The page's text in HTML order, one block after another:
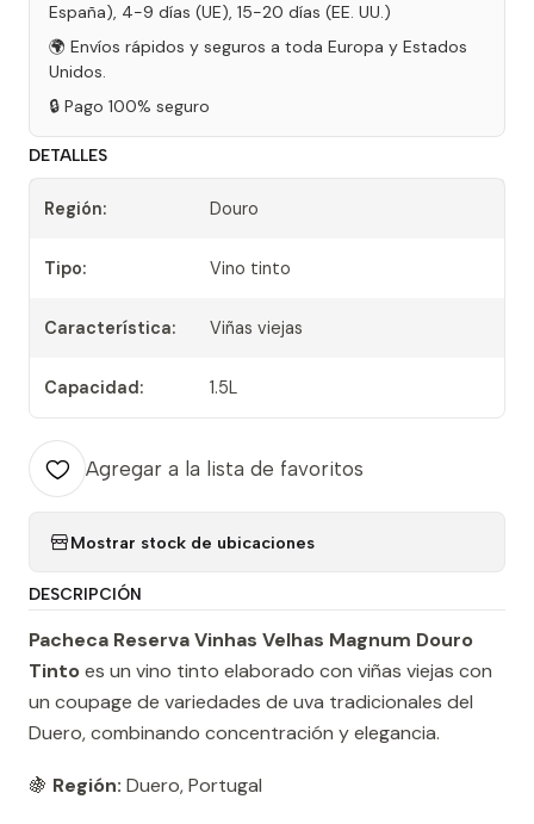
España), 4-9 días (UE), 15-20 días (EE. UU.)
🌍 Envíos rápidos y seguros a toda Europa y Estados
Unidos.
🔒 Pago 100% seguro
DETALLES
Región: Douro
Tipo: Vino tinto
Característica: Viñas viejas
Capacidad: 1.5L
Agregar a la lista de favoritos
Mostrar stock de ubicaciones
DESCRIPCIÓN
Pacheca Reserva Vinhas Velhas Magnum Douro
Tintoes un vino tinto elaborado con viñas viejas con
un coupage de variedades de uva tradicionales del
Duero, combinando concentración y elegancia.
🍇 Región: Duero, Portugal